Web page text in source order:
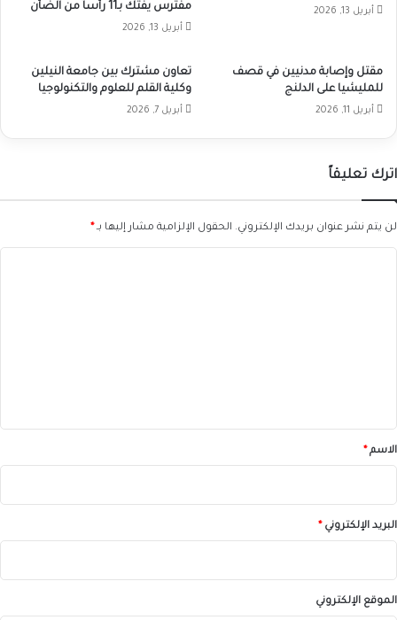
أبريل 13, 2026
مفترس يفتك بـ11 رأساً من الضأن
أبريل 13, 2026
مقتل وإصابة مدنيين في قصف
للمليشيا على الدلنج
أبريل 11, 2026
تعاون مشترك بين جامعة النيلين
وكلية القلم للعلوم والتكنولوجيا
أبريل 7, 2026
اترك تعليقاً
لن يتم نشر عنوان بريدك الإلكتروني. الحقول الإلزامية مشار إليها بـ *
*الاسم *
البريد الإلكتروني *
الموقع الإلكتروني